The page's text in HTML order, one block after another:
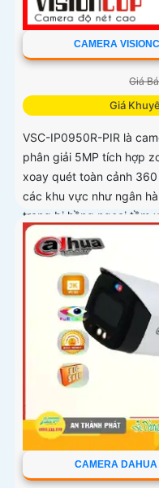
CAMERA
Giá
Giá
VSC-IP0950R-PIR là
phân giải 5MP tích hợp
xoay quét toàn cảnh
các khu vực như ngân
trang bị hồng ngoại tầm
nước và bụi IP66 cùng
bảo vận hành ổn định
CAMERA